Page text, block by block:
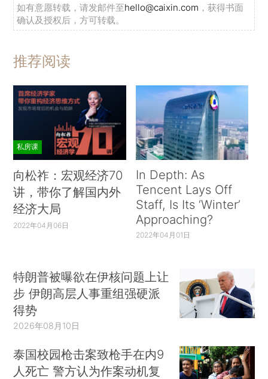
如有意愿转载，请发邮件至hello@caixin.com ，获得书面
确认及授权后，方可转载。
推荐阅读
私房课
向松祚：宏观经济70
讲，带你了解国内外
经济大局
2022年04月06日
In Depth: As
Tencent Lays Off
Staff, Is Its ‘Winter’
Approaching?
2022年04月01日
特朗普被曝欲在伊核问题上让
步 伊朗高层人事重组强硬派
得势
2026年08月10日
泰国校园枪击案致枪手在内9
人死亡 警方认为作案动机复